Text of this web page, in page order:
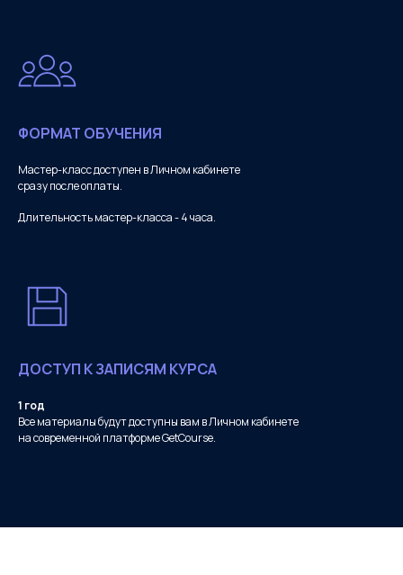
ФОРМАТ ОБУЧЕНИЯ
Мастер-класс доступен в Личном кабинете
сразу после оплаты.
Длительность мастер-класса - 4 часа.
ДОСТУП К ЗАПИСЯМ КУРСА
1 год
Все материалы будут доступны вам в Личном кабинете
на современной платформе GetCourse.